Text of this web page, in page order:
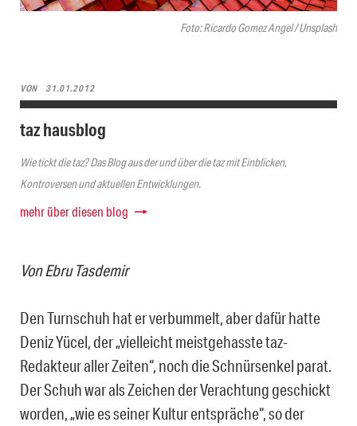
Foto: Ricardo Gomez Angel / Unsplash
VON 31.01.2012
taz hausblog
Wie tickt die taz? Das Blog aus der und über die taz mit Einblicken,
Kontroversen und aktuellen Entwicklungen.
mehr über diesen blog
Von Ebru Tasdemir
Den Turnschuh hat er verbummelt, aber dafür hatte
Deniz Yücel, der „vielleicht meistgehasste taz-
Redakteur aller Zeiten“, noch die Schnürsenkel parat.
Der Schuh war als Zeichen der Verachtung geschickt
worden, „wie es seiner Kultur entspräche“, so der